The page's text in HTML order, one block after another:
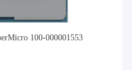
100-000001553